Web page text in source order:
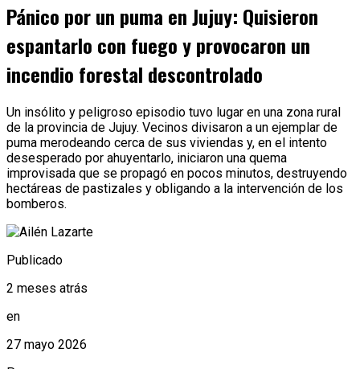
Pánico por un puma en Jujuy: Quisieron
espantarlo con fuego y provocaron un
incendio forestal descontrolado
Un insólito y peligroso episodio tuvo lugar en una zona rural
de la provincia de Jujuy. Vecinos divisaron a un ejemplar de
puma merodeando cerca de sus viviendas y, en el intento
desesperado por ahuyentarlo, iniciaron una quema
improvisada que se propagó en pocos minutos, destruyendo
hectáreas de pastizales y obligando a la intervención de los
bomberos.
Publicado
2 meses atrás
en
27 mayo 2026